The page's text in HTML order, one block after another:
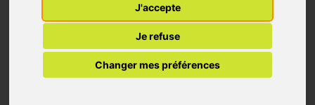
J'accepte
Je refuse
Changer mes préférences